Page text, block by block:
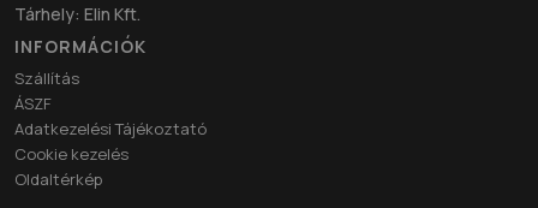
Tárhely: Elin Kft.
INFORMÁCIÓK
Szállítás
ÁSZF
Adatkezelési Tájékoztató
Cookie kezelés
Oldaltérkép